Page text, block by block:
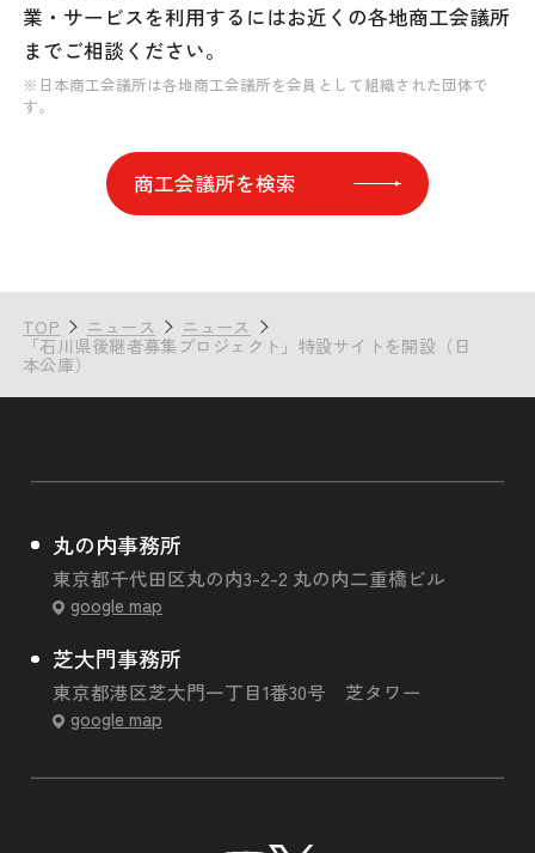
業・サービスを利用するにはお近くの各地商工会議所
までご相談ください。
※日本商工会議所は各地商工会議所を会員として組織された団体で
す。
商工会議所を検索
TOP ニュース ニュース
「石川県後継者募集プロジェクト」特設サイトを開設（日
本公庫）
丸の内事務所
東京都千代田区丸の内3-2-2 丸の内二重橋ビル
google map
芝大門事務所
東京都港区芝大門一丁目1番30号 芝タワー
google map